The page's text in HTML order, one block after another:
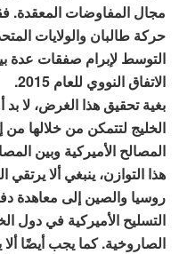
مجال المفاوضات المعقدة.
حركة طالبان والولايات
التوسط لإبرام صفقات عدة
الاتفاق النووي للعام 2015.
بغية تحقيق هذا الغرض، لا
الخليج لتتمكن من خلالها
المصالح الأميركية وبين
هذا التوازن، ينبغي ألا
روسيا والصين إلى معاهدة
التسليح الأميركية في دول
الصاروخية. كما يجب أيضًا